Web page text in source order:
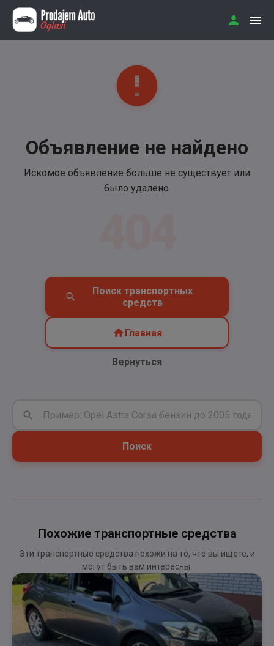
Объявление не найдено
Искомое объявление больше не существует или
было удалено.
Поиск транспортных
средств
Главная
Вернуться
Поиск
Похожие транспортные средства
Эти транспортные средства похожи на то, что вы ищете, и
могут быть вам интересны.